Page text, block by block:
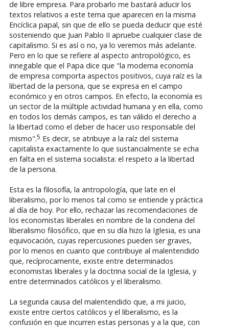
de libre empresa. Para probarlo me bastará aducir los
textos relativos a este tema que aparecen en la misma
Encíclica papal, sin que de ello se pueda deducir que esté
sosteniendo que Juan Pablo II apruebe cualquier clase de
capitalismo. Si es así o no, ya lo veremos más adelante.
Pero en lo que se refiere al aspecto antropológico, es
innegable que el Papa dice que "la moderna economía
de empresa comporta aspectos positivos, cuya raíz es la
libertad de la persona, que se expresa en el campo
económico y en otros campos. En efecto, la economía es
un sector de la múltiple actividad humana y en ella, como
en todos los demás campos, es tan válido el derecho a
la libertad como el deber de hacer uso responsable del
mismo".5 Es decir, se atribuye a la raíz del sistema
capitalista exactamente lo que sustancialmente se echa
en falta en el sistema socialista: el respeto a la libertad
de la persona.
Esta es la filosofía, la antropología, que late en el
liberalismo, por lo menos tal como se entiende y práctica
al día de hoy. Por ello, rechazar las recomendaciones de
los economistas liberales en nombre de la condena del
liberalismo filosófico, que en su día hizo la Iglesia, es una
equivocación, cuyas repercusiones pueden ser graves,
por lo menos en cuanto que contribuye al malentendido
que, recíprocamente, existe entre determinados
economistas liberales y la doctrina social de la Iglesia, y
entre determinados católicos y el liberalismo.
La segunda causa del malentendido que, a mi juicio,
existe entre ciertos católicos y el liberalismo, es la
confusión en que incurren estas personas y a la que, con